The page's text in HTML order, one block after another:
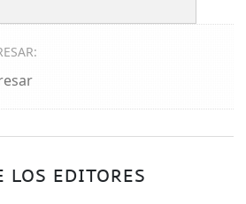
LOS EDITORES